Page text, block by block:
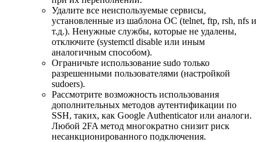
Удалите все неиспользуемые сервисы,
установленные из шаблона ОС (telnet, ftp, rsh, nfs и
т.д.). Ненужные службы, которые не удалены,
отключите (systemctl disable или иным
аналогичным способом).
Ограничьте использование sudo только
разрешенными пользователями (настройкой
sudoers).
Рассмотрите возможность использования
дополнительных методов аутентификации по
SSH, таких, как Google Authenticator или аналоги.
Любой 2FA метод многократно снизит риск
несанкционированного подключения.